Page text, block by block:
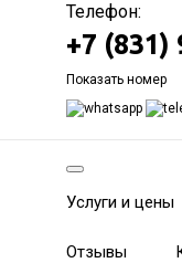
Телефон:
+7 (831)
Показать номер
Услуги и цены
Отзывы